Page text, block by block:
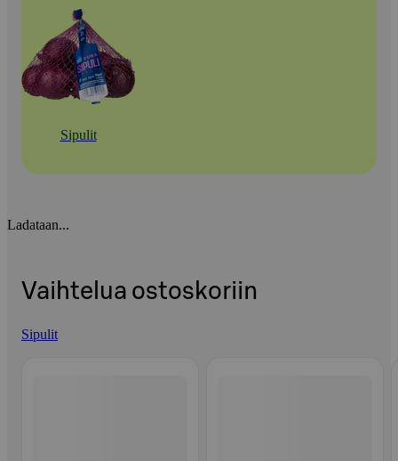
Sipulit
Ladataan...
Vaihtelua ostoskoriin
Sipulit